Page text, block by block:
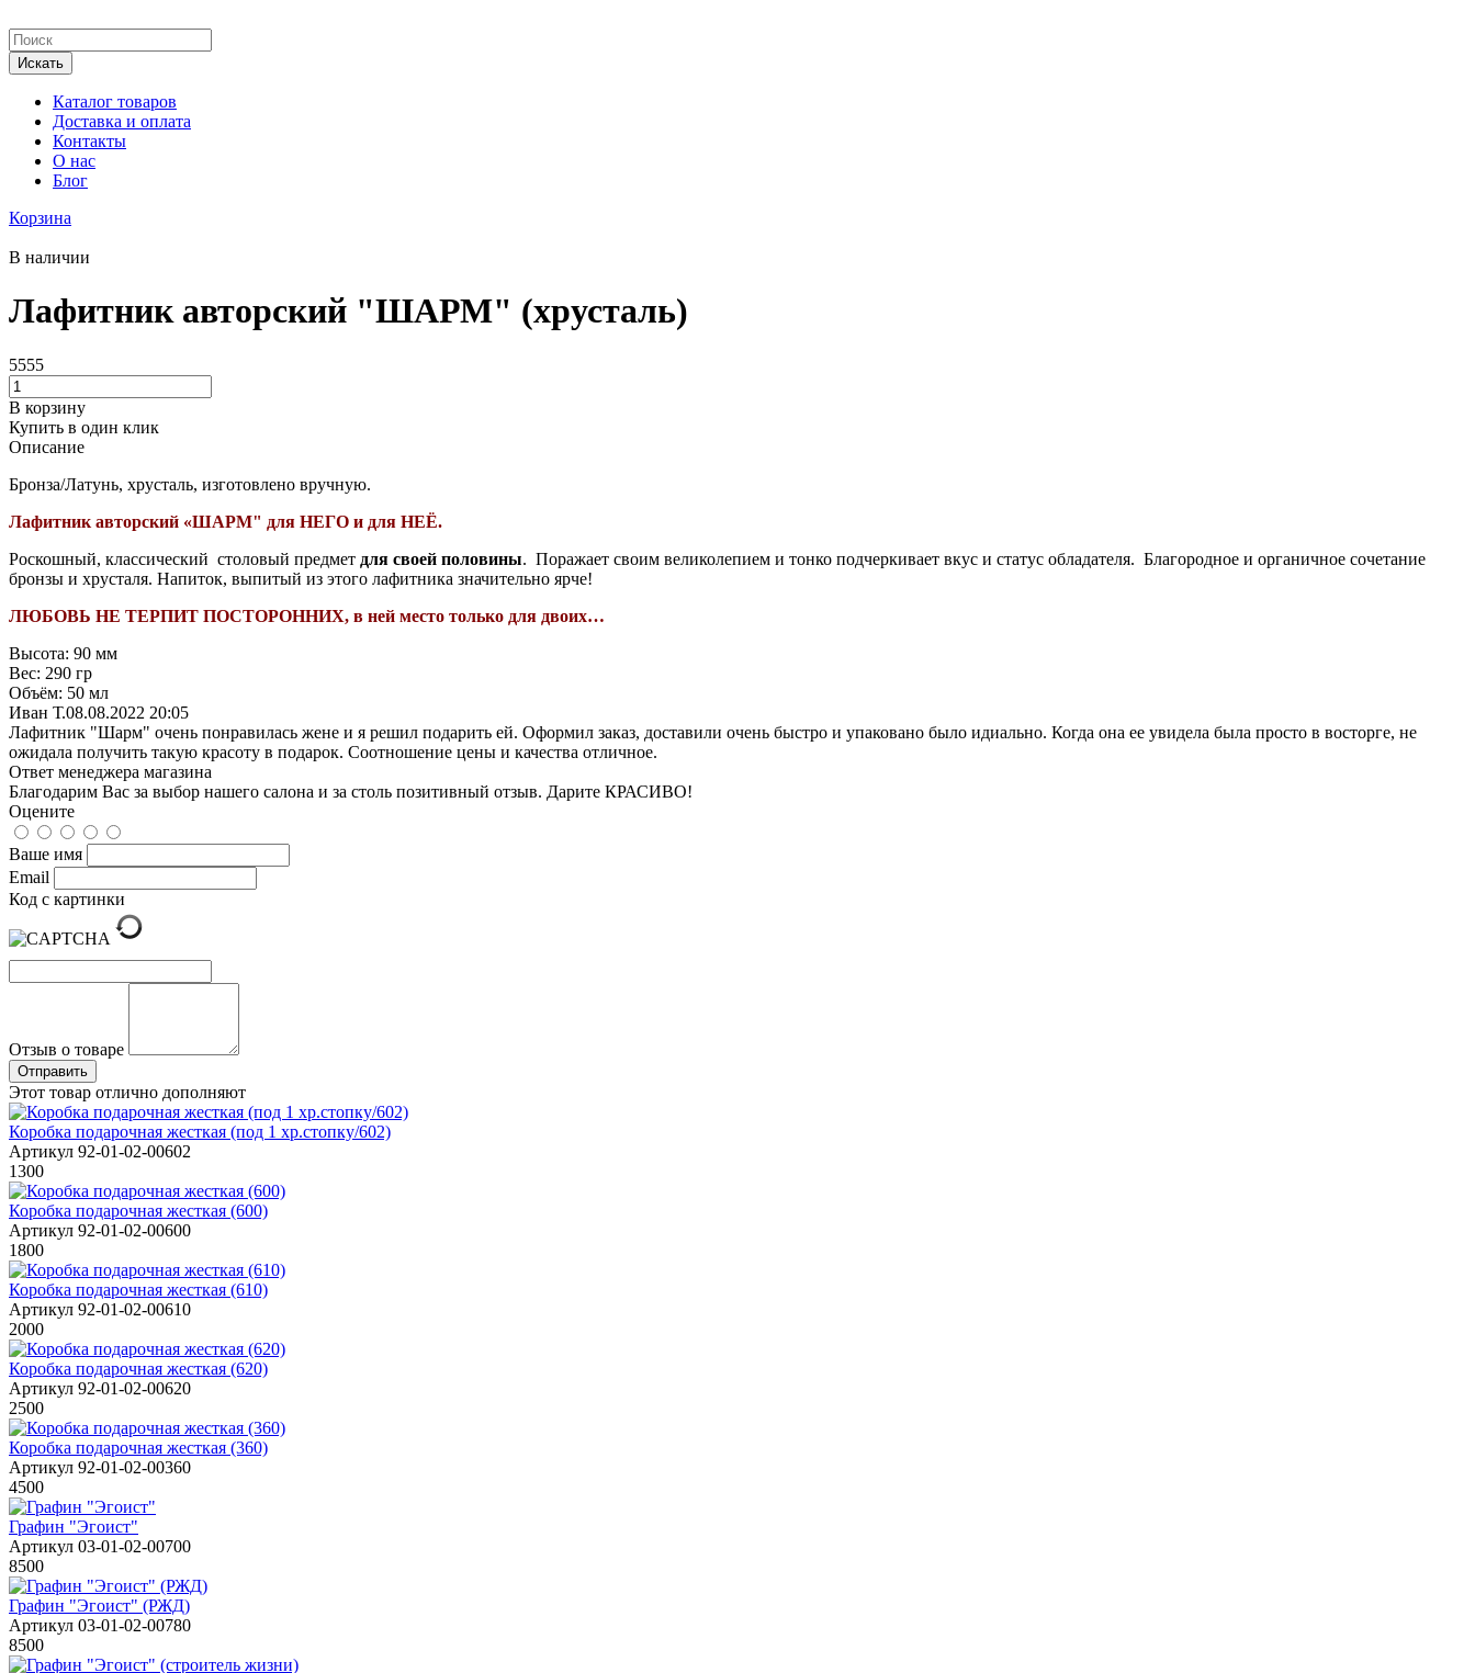
Каталог товаров
Доставка и оплата
Контакты
О нас
Блог
Корзина
В наличии
Лафитник авторский "ШАРМ" (хрусталь)
5555
В корзину
Купить в один клик
Описание
Бронза/Латунь, хрусталь, изготовлено вручную.
Лафитник авторский «ШАРМ" для НЕГО и для НЕЁ.
Роскошный, классический столовый предмет для своей половины. Поражает своим великолепием и тонко подчеркивает вкус и статус обладателя. Благородное и органичное сочетание
бронзы и хрусталя. Напиток, выпитый из этого лафитника значительно ярче!
ЛЮБОВЬ НЕ ТЕРПИТ ПОСТОРОННИХ, в ней место только для двоих…
Высота: 90 мм
Вес: 290 гр
Объём: 50 мл
Иван Т.08.08.2022 20:05
Лафитник "Шарм" очень понравилась жене и я решил подарить ей. Оформил заказ, доставили очень быстро и упаковано было идиально. Когда она ее увидела была просто в восторге, не
ожидала получить такую красоту в подарок. Соотношение цены и качества отличное.
Ответ менеджера магазина
Благодарим Вас за выбор нашего салона и за столь позитивный отзыв. Дарите КРАСИВО!
Оцените
Ваше имя
Email
Код с картинки
Отзыв о товаре
Этот товар отлично дополняют
Коробка подарочная жесткая (под 1 хр.стопку/602)
Артикул 92-01-02-00602
1300
Коробка подарочная жесткая (600)
Артикул 92-01-02-00600
1800
Коробка подарочная жесткая (610)
Артикул 92-01-02-00610
2000
Коробка подарочная жесткая (620)
Артикул 92-01-02-00620
2500
Коробка подарочная жесткая (360)
Артикул 92-01-02-00360
4500
Графин "Эгоист"
Артикул 03-01-02-00700
8500
Графин "Эгоист" (РЖД)
Артикул 03-01-02-00780
8500